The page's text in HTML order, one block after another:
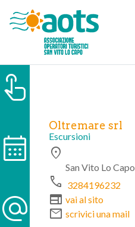
Oltremare srl
Escursioni
location_on
San Vito Lo Capo
phone 3284196232
web vai al sito
mail scrivici una mail
touch_app
calendar_month
alternate_email